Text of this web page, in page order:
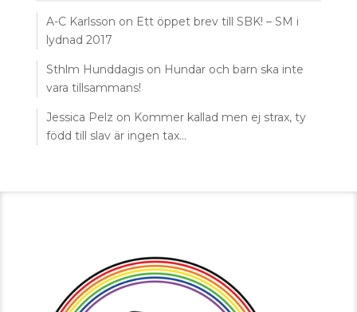
A-C Karlsson on Ett öppet brev till SBK! – SM i
lydnad 2017
Sthlm Hunddagison Hundar och barn ska inte
vara tillsammans!
Jessica Pelz on Kommer kallad men ej strax, ty
född till slav är ingen tax…